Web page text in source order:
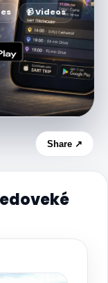
📹 Videos
Share ↗